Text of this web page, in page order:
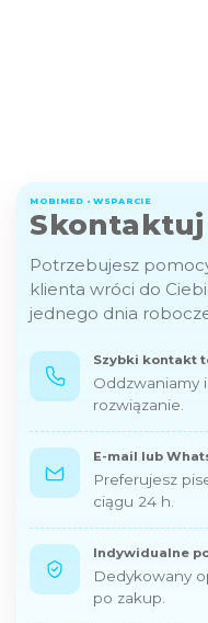
MOBIMED • WSPARCIE
Potrzebujesz
klienta wróci do
jednego dnia
Szybki kontakt
Oddzwaniamy
rozwiązanie.
E-mail lub
Preferujesz
ciągu 24 h.
Indywidualne
Dedykowany
po zakup.